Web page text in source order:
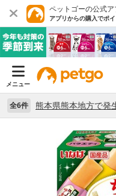
ペットゴーの公式ア
アプリからの購入でポ
メニュー
全6件